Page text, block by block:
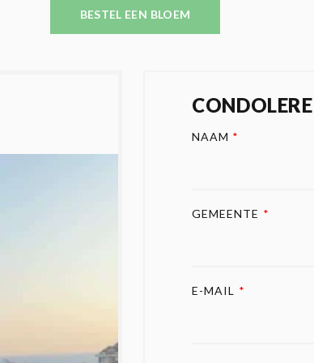
BESTEL EEN BLOEM
NAAM *
GEMEENTE *
E-MAIL *